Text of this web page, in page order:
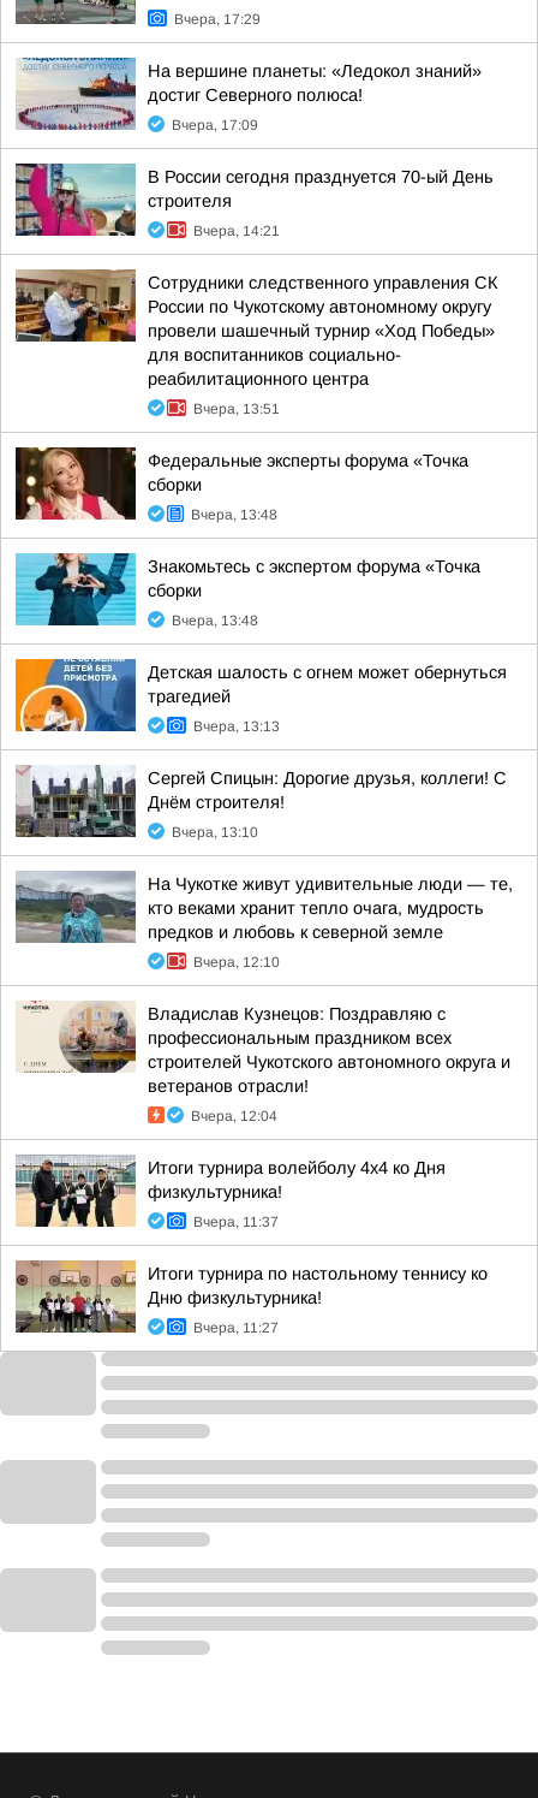
Вчера, 17:29
На вершине планеты: «Ледокол знаний»
достиг Северного полюса!
Вчера, 17:09
В России сегодня празднуется 70-ый День
строителя
Вчера, 14:21
Сотрудники следственного управления СК
России по Чукотскому автономному округу
провели шашечный турнир «Ход Победы»
для воспитанников социально-
реабилитационного центра
Вчера, 13:51
Федеральные эксперты форума «Точка
сборки
Вчера, 13:48
Знакомьтесь с экспертом форума «Точка
сборки
Вчера, 13:48
Детская шалость с огнем может обернуться
трагедией
Вчера, 13:13
Сергей Спицын: Дорогие друзья, коллеги! С
Днём строителя!
Вчера, 13:10
На Чукотке живут удивительные люди — те,
кто веками хранит тепло очага, мудрость
предков и любовь к северной земле
Вчера, 12:10
Владислав Кузнецов: Поздравляю с
профессиональным праздником всех
строителей Чукотского автономного округа и
ветеранов отрасли!
Вчера, 12:04
Итоги турнира волейболу 4х4 ко Дня
физкультурника!
Вчера, 11:37
Итоги турнира по настольному теннису ко
Дню физкультурника!
Вчера, 11:27